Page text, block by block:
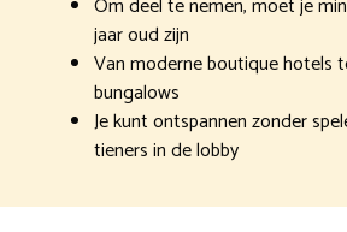
Om deel te nemen, moet je
jaar oud zijn
Van moderne boutique hotels
bungalows
Je kunt ontspannen zonder
tieners in de lobby